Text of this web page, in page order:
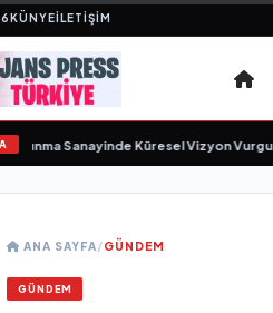
KÜNYEİLETIŞIM
Sanayinde Küresel Vizyon Vurgusu
ANA SAYFA/GÜNDEM
GÜNDEM